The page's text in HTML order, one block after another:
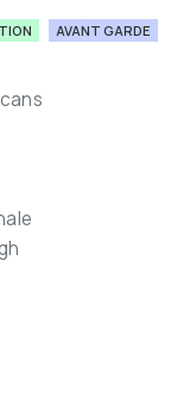
AVANT GARDE